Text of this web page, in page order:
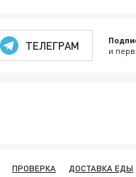
ТЕЛЕГРАМ и
ПРОВЕРКА ДОСТАВКА ЕДЫ